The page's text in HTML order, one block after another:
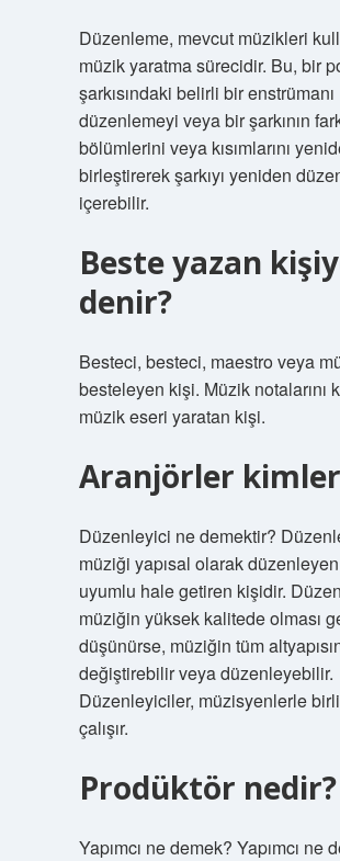
Düzenleme, mevcut müzikleri
müzik yaratma sürecidir. Bu, bir
şarkısındaki belirli bir enstrümanı
düzenlemeyi veya bir şarkının
bölümlerini veya kısımlarını
birleştirerek şarkıyı yeniden
içerebilir.
Beste yazan
denir?
Besteci, besteci, maestro veya
besteleyen kişi. Müzik notalarını
müzik eseri yaratan kişi.
Aranjörler
Düzenleyici ne demektir?
müziği yapısal olarak
uyumlu hale getiren kişidir.
müziğin yüksek kalitede olması
düşünürse, müziğin tüm
değiştirebilir veya düzenleyebilir.
Düzenleyiciler, müzisyenlerle
çalışır.
Prodüktör nedir?
Yapımcı ne demek? Yapımcı ne